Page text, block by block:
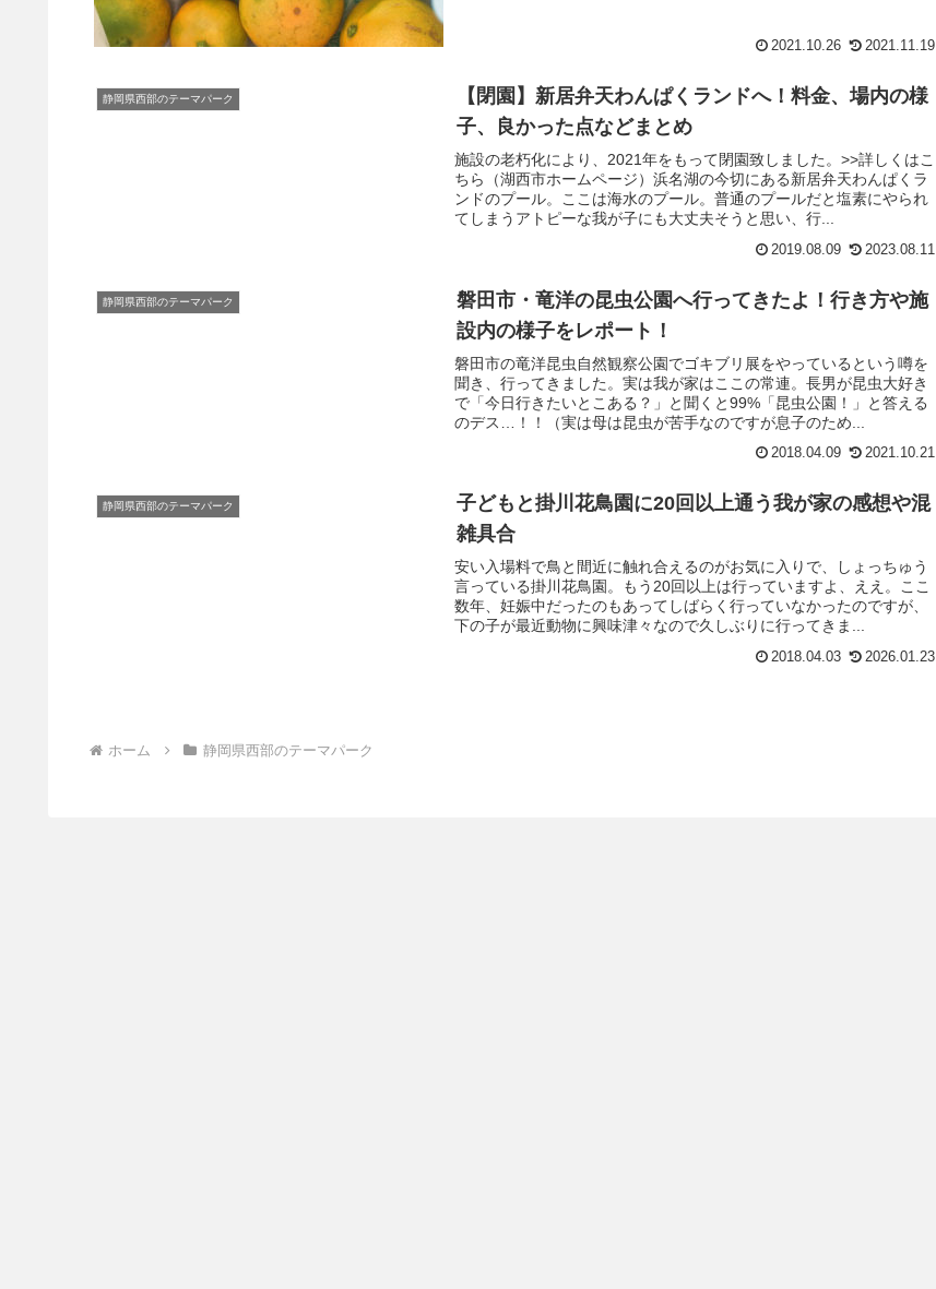
2021.10.26 2021.11.19
静岡県西部のテーマパーク
【閉園】新居弁天わんぱくランドへ！料金、場内の様
子、良かった点などまとめ
施設の老朽化により、2021年をもって閉園致しました。>>詳しくはこ
ちら（湖西市ホームページ）浜名湖の今切にある新居弁天わんぱくラ
ンドのプール。ここは海水のプール。普通のプールだと塩素にやられ
てしまうアトピーな我が子にも大丈夫そうと思い、行...
2019.08.09 2023.08.11
静岡県西部のテーマパーク
磐田市・竜洋の昆虫公園へ行ってきたよ！行き方や施
設内の様子をレポート！
磐田市の竜洋昆虫自然観察公園でゴキブリ展をやっているという噂を
聞き、行ってきました。実は我が家はここの常連。長男が昆虫大好き
で「今日行きたいとこある？」と聞くと99%「昆虫公園！」と答える
のデス…！！（実は母は昆虫が苦手なのですが息子のため...
2018.04.09 2021.10.21
静岡県西部のテーマパーク
子どもと掛川花鳥園に20回以上通う我が家の感想や混
雑具合
安い入場料で鳥と間近に触れ合えるのがお気に入りで、しょっちゅう
言っている掛川花鳥園。もう20回以上は行っていますよ、ええ。ここ
数年、妊娠中だったのもあってしばらく行っていなかったのですが、
下の子が最近動物に興味津々なので久しぶりに行ってきま...
2018.04.03 2026.01.23
ホーム 静岡県西部のテーマパーク